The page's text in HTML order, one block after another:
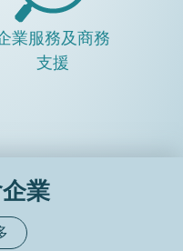
業服務及商務
支援
業